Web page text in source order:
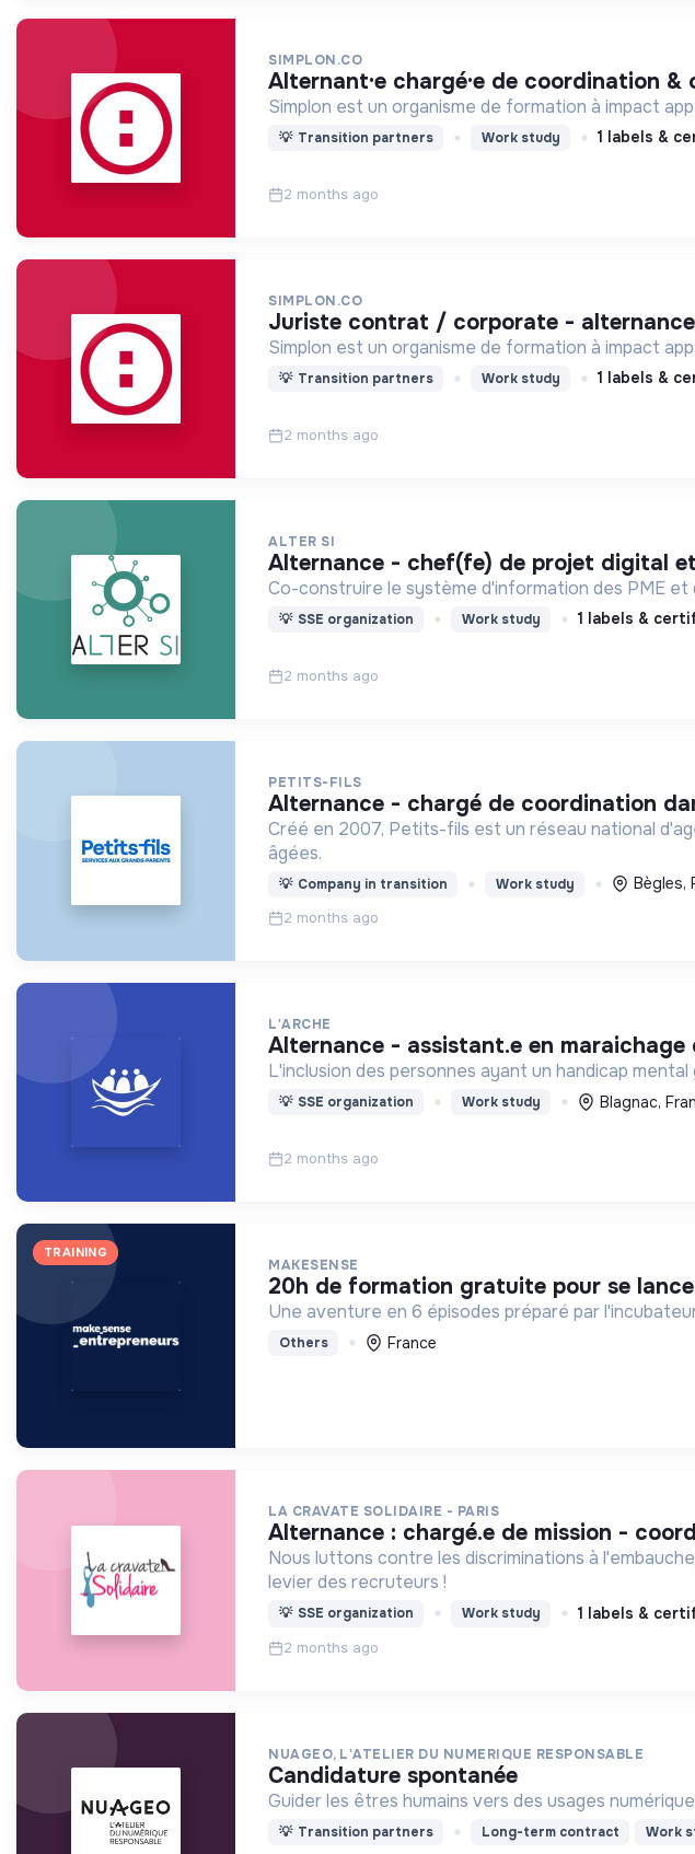
SIMPLON.CO
alternant·e chargé·e de coordination
Simplon est un organisme de formation à impact
💡 Transition partners Work study 1 labels &
2 months ago
SIMPLON.CO
juriste contrat / corporate - alternance
Simplon est un organisme de formation à impact
💡 Transition partners Work study 1 labels &
2 months ago
ALTER SI
alternance - chef(fe) de projet digital
Co-construire le système d'information des PME
💡 SSE organization Work study 1 labels &
2 months ago
PETITS-FILS
alternance - chargé de coordination
Créé en 2007, Petits-fils est un réseau national
âgées.
💡 Company in transition Work study Bègles,
2 months ago
L'ARCHE
alternance - assistant.e en
L'inclusion des personnes ayant un handicap
💡 SSE organization Work study Blagnac,
2 months ago
TRAINING
MAKESENSE
20h de formation gratuite pour se
Une aventure en 6 épisodes préparé par
Others France
LA CRAVATE SOLIDAIRE - PARIS
alternance : chargé.e de mission -
Nous luttons contre les discriminations à
levier des recruteurs !
💡 SSE organization Work study 1 labels &
2 months ago
NUAGEO, L'ATELIER DU NUMERIQUE RESPONSABLE
candidature spontanée
Guider les êtres humains vers des usages
💡 Transition partners Long-term contract Work